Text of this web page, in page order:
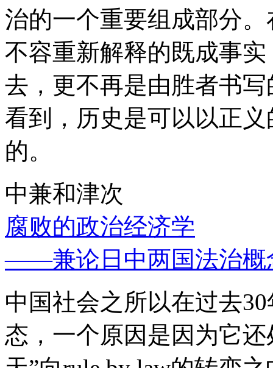
治的一个重要组成部分
不容重新解释的既成事
去，更不再是由胜者书
看到，历史是可以以正
的。
中兼和津次
腐败的政治经济学
——兼论日中两国法治概
中国社会之所以在过去
态，一个原因是因为它